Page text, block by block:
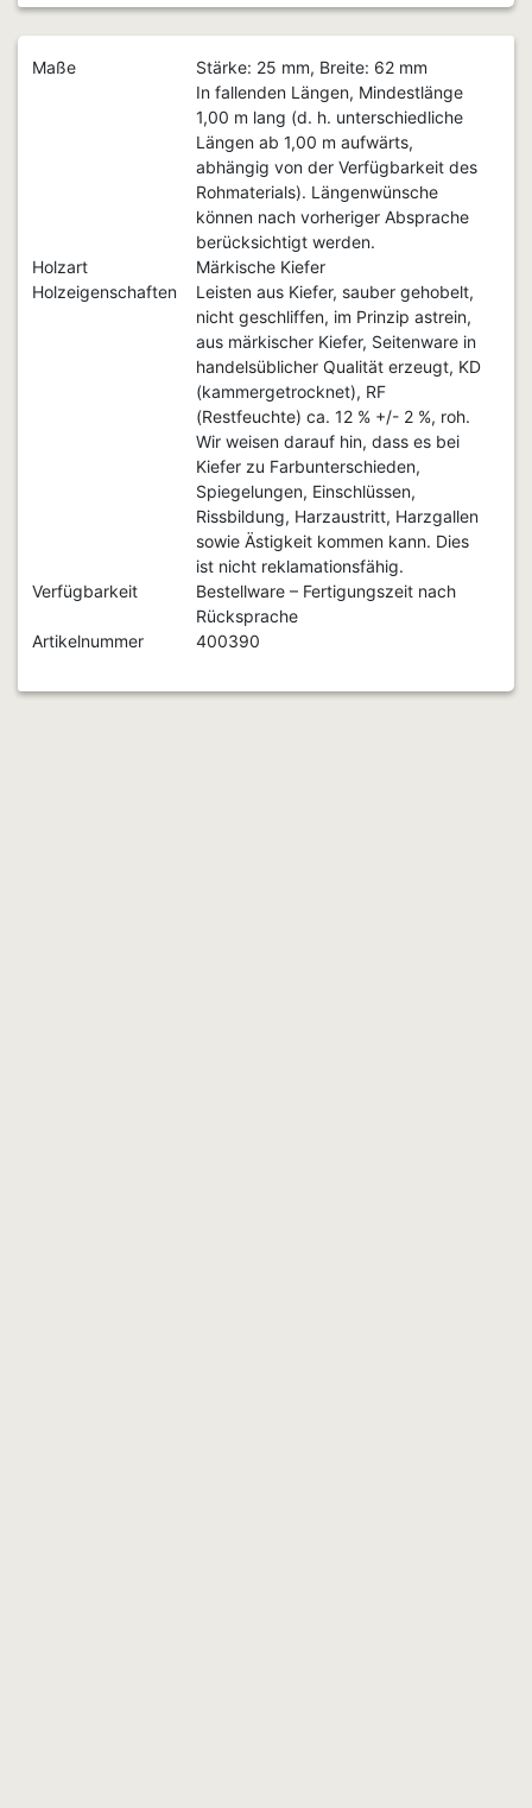
Maße
Stärke: 25 mm, Breite: 62 mm
In fallenden Längen, Mindestlänge
1,00 m lang (d. h. unterschiedliche
Längen ab 1,00 m aufwärts,
abhängig von der Verfügbarkeit des
Rohmaterials). Längenwünsche
können nach vorheriger Absprache
berücksichtigt werden.
Holzart
Märkische Kiefer
Holzeigenschaften
Leisten aus Kiefer, sauber gehobelt,
nicht geschliffen, im Prinzip astrein,
aus märkischer Kiefer, Seitenware in
handelsüblicher Qualität erzeugt, KD
(kammergetrocknet), RF
(Restfeuchte) ca. 12 % +/- 2 %, roh.
Wir weisen darauf hin, dass es bei
Kiefer zu Farbunterschieden,
Spiegelungen, Einschlüssen,
Rissbildung, Harzaustritt, Harzgallen
sowie Ästigkeit kommen kann. Dies
ist nicht reklamationsfähig.
Verfügbarkeit
Bestellware – Fertigungszeit nach
Rücksprache
Artikelnummer
400390